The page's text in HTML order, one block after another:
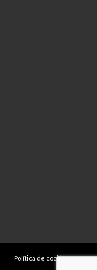
Política de cookies